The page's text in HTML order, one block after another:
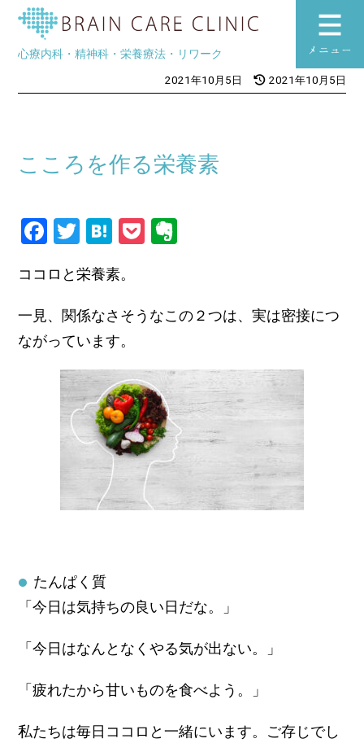
ブレインケア
心療内科・精神科・栄養療法・リワーク
2021年10月5日 2021年10月5日
こころを作る栄養素
Facebook
Twitter
HatenaPocket
ココロと栄養素。
一見、関係なさそうなこの２つは、実は密接につ
ながっています。
たんぱく質
「今日は気持ちの良い日だな。」
「今日はなんとなくやる気が出ない。」
「疲れたから甘いものを食べよう。」
私たちは毎日ココロと一緒にいます。ご存じでし